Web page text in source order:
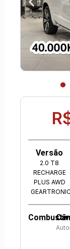
Versão
2.0 T8
RECHARGE
PLUS AWD
GEARTRONIC